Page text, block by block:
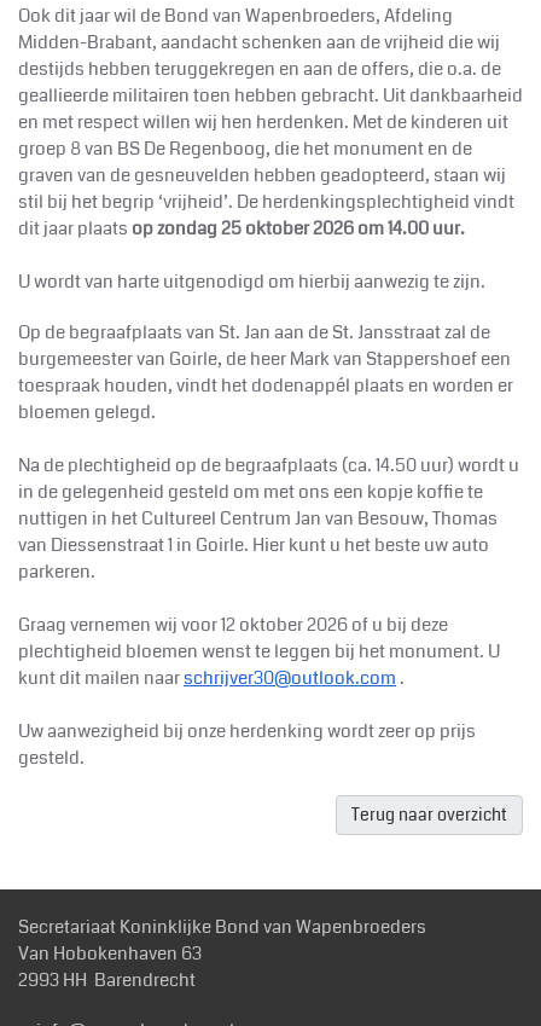
Ook dit jaar wil de Bond van Wapenbroeders, Afdeling
Midden-Brabant, aandacht schenken aan de vrijheid die wij
destijds hebben teruggekregen en aan de offers, die o.a. de
geallieerde militairen toen hebben gebracht. Uit dankbaarheid
en met respect willen wij hen herdenken. Met de kinderen uit
groep 8 van BS De Regenboog, die het monument en de
graven van de gesneuvelden hebben geadopteerd, staan wij
stil bij het begrip ‘vrijheid’. De herdenkingsplechtigheid vindt
dit jaar plaats op zondag 25 oktober 2026 om 14.00 uur.
U wordt van harte uitgenodigd om hierbij aanwezig te zijn.
Op de begraafplaats van St. Jan aan de St. Jansstraat zal de
burgemeester van Goirle, de heer Mark van Stappershoef een
toespraak houden, vindt het dodenappél plaats en worden er
bloemen gelegd.
Na de plechtigheid op de begraafplaats (ca. 14.50 uur) wordt u
in de gelegenheid gesteld om met ons een kopje koffie te
nuttigen in het Cultureel Centrum Jan van Besouw, Thomas
van Diessenstraat 1 in Goirle. Hier kunt u het beste uw auto
parkeren.
Graag vernemen wij voor 12 oktober 2026 of u bij deze
plechtigheid bloemen wenst te leggen bij het monument. U
kunt dit mailen naarschrijver30@outlook.com .
Uw aanwezigheid bij onze herdenking wordt zeer op prijs
gesteld.
Terug naar overzicht
Secretariaat Koninklijke Bond van Wapenbroeders
Van Hobokenhaven 63
2993 HH Barendrecht